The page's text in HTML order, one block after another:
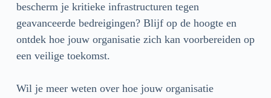
bescherm je kritieke infrastructuren tegen
geavanceerde bedreigingen? Blijf op de hoogte en
ontdek hoe jouw organisatie zich kan voorbereiden op
een veilige toekomst.
Wil je meer weten over hoe jouw organisatie